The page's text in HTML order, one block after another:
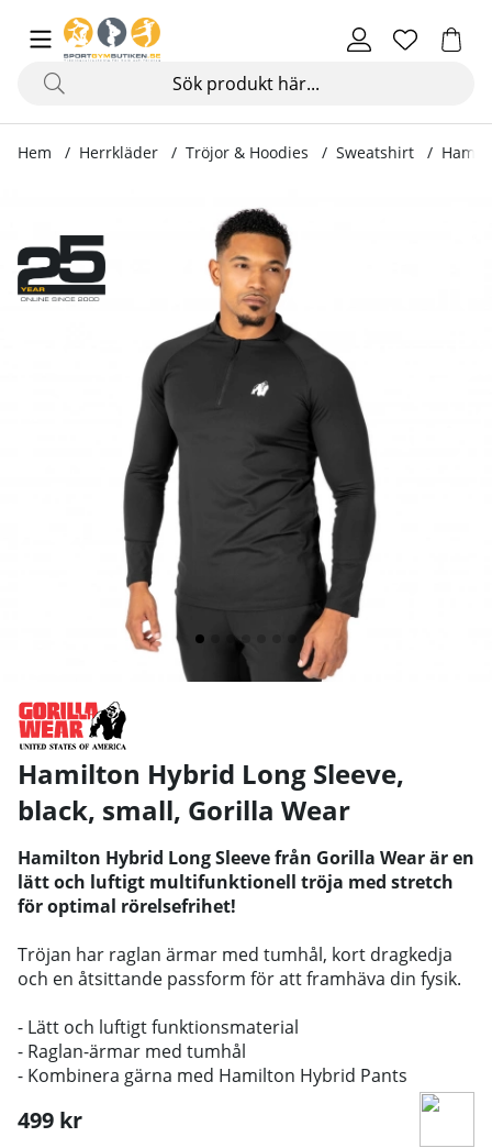
Hem Herrkläder Tröjor & Hoodies Sweatshirt
Hamilton Hybrid Long Sleeve,
black, small, Gorilla Wear
Hamilton Hybrid Long Sleeve från Gorilla Wear är en
lätt och luftigt multifunktionell tröja med stretch
för optimal rörelsefrihet!
Tröjan har raglan ärmar med tumhål, kort dragkedja
och en åtsittande passform för att framhäva din fysik.
- Lätt och luftigt funktionsmaterial
- Raglan-ärmar med tumhål
- Kombinera gärna med Hamilton Hybrid Pants
499 kr